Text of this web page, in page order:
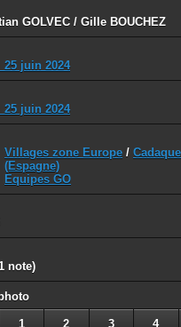
GOLVEC / Gille BOUCHEZ
25 juin 2024
25 juin 2024
Villages zone Europe /
(Espagne)
Equipes GO
note)
1 2 3 4